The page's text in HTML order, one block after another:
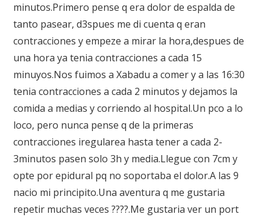
minutos.Primero pense q era dolor de espalda de
tanto pasear, d3spues me di cuenta q eran
contracciones y empeze a mirar la hora,despues de
una hora ya tenia contracciones a cada 15
minuyos.Nos fuimos a Xabadu a comer y a las 16:30
tenia contracciones a cada 2 minutos y dejamos la
comida a medias y corriendo al hospital.Un pco a lo
loco, pero nunca pense q de la primeras
contracciones iregularea hasta tener a cada 2-
3minutos pasen solo 3h y media.Llegue con 7cm y
opte por epidural pq no soportaba el dolor.A las 9
nacio mi principito.Una aventura q me gustaria
repetir muchas veces ????.Me gustaria ver un port